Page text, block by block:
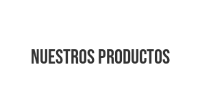
Nuestros productos